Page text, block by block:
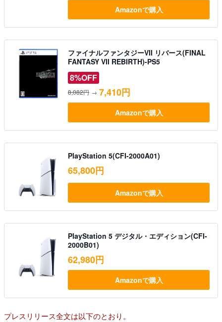
Amazonで購入
ファイナルファンタジーVII リバース(FINAL
FANTASY VII REBIRTH)-PS5
8%OFF
8,082円 → 7,410円
Amazonで購入
PlayStation 5(CFI-2000A01)
65,800円
Amazonで購入
PlayStation 5 デジタル・エディション(CFI-
2000B01)
62,980円
Amazonで購入
プレスリリース全文は以下のとおり。